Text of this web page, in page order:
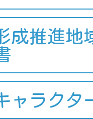
成推進地
ャラクタ